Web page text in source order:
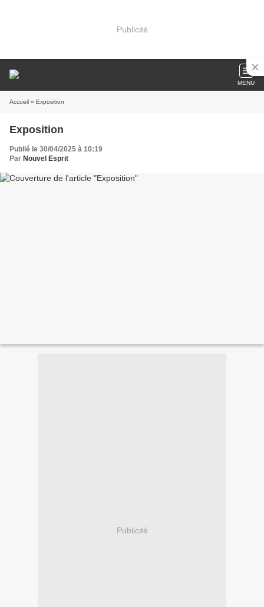
Publicité
MENU
Accueil » Exposition
Exposition
Publié le 30/04/2025 à 10:19
Par Nouvel Esprit
Publicité